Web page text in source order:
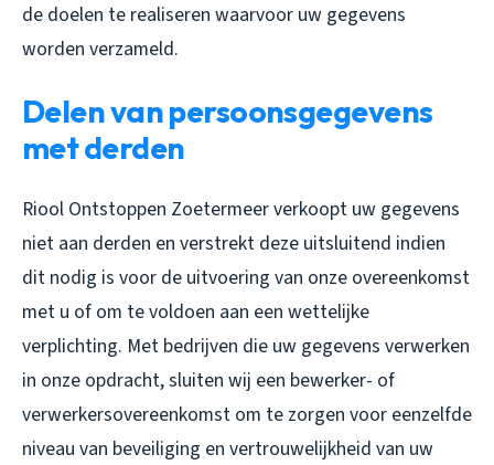
de doelen te realiseren waarvoor uw gegevens
worden verzameld.
Delen van persoonsgegevens
met derden
Riool Ontstoppen Zoetermeer verkoopt uw gegevens
niet aan derden en verstrekt deze uitsluitend indien
dit nodig is voor de uitvoering van onze overeenkomst
met u of om te voldoen aan een wettelijke
verplichting. Met bedrijven die uw gegevens verwerken
in onze opdracht, sluiten wij een bewerker- of
verwerkersovereenkomst om te zorgen voor eenzelfde
niveau van beveiliging en vertrouwelijkheid van uw